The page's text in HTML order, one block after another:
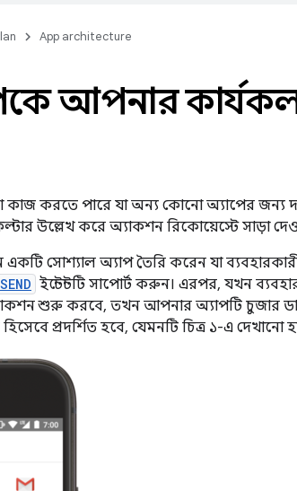
App architecture
আপনার
করতে পারে যা অন্য কোনো অ্যাপের জন্য
উল্লেখ করে অ্যাকশন রিকোয়েস্টে সাড়া
সোশ্যাল অ্যাপ তৈরি করেন যা
ইন্টেন্টটি সাপোর্ট করুন। এরপর, যখন
শুরু করবে, তখন আপনার অ্যাপটি চুজার
প্রদর্শিত হবে, যেমনটি চিত্র ১-এ দেখানো